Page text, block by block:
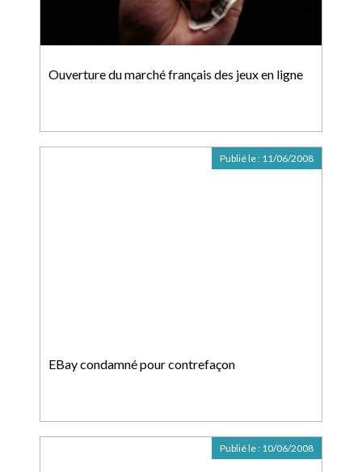
Ouverture du marché français des jeux en ligne
EBay condamné pour contrefaçon
Publié le : 11/06/2008
Publié le : 10/06/2008